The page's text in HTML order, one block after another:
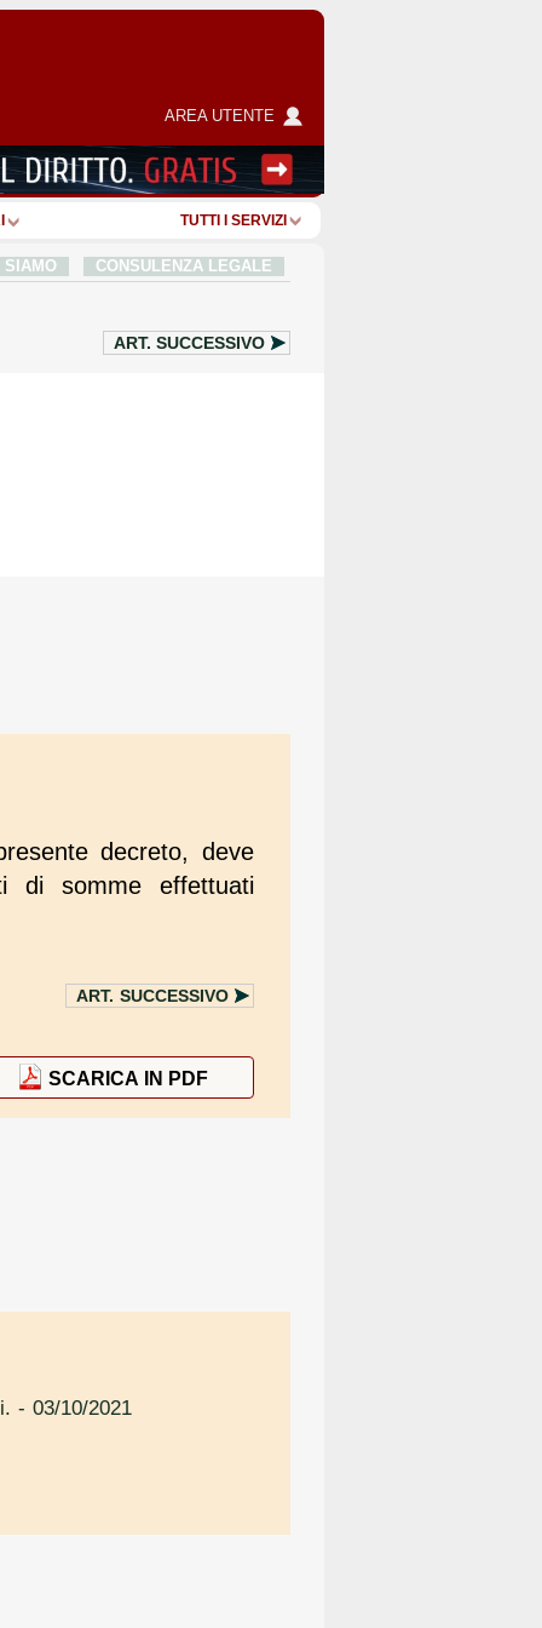
AREA UTENTE
TUTTI I SERVIZI
SIAMO
CONSULENZA LEGALE
ART. SUCCESSIVO
decreto, deve
di somme effettuati
ART. SUCCESSIVO
SCARICA IN PDF
- 03/10/2021